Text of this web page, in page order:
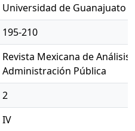
Universidad de Guanajuato
195-210
Revista Mexicana de Análisis
Administración Pública
2
IV